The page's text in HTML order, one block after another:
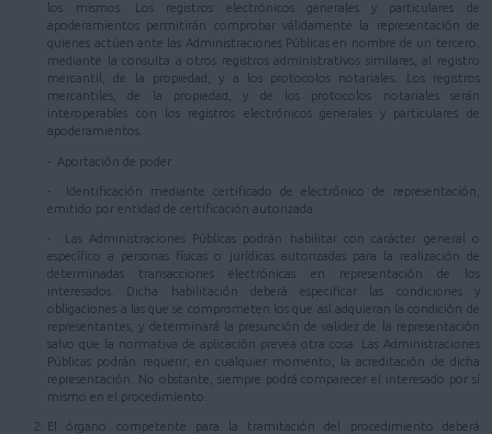
los mismos. Los registros electrónicos generales y particulares de
apoderamientos permitirán comprobar válidamente la representación de
quienes actúen ante las Administraciones Públicas en nombre de un tercero,
mediante la consulta a otros registros administrativos similares, al registro
mercantil, de la propiedad, y a los protocolos notariales. Los registros
mercantiles, de la propiedad, y de los protocolos notariales serán
interoperables con los registros electrónicos generales y particulares de
apoderamientos.
- Aportación de poder
- Identificación mediante certificado de electrónico de representación,
emitido por entidad de certificación autorizada.
- Las Administraciones Públicas podrán habilitar con carácter general o
específico a personas físicas o jurídicas autorizadas para la realización de
determinadas transacciones electrónicas en representación de los
interesados. Dicha habilitación deberá especificar las condiciones y
obligaciones a las que se comprometen los que así adquieran la condición de
representantes, y determinará la presunción de validez de la representación
salvo que la normativa de aplicación prevea otra cosa. Las Administraciones
Públicas podrán requerir, en cualquier momento, la acreditación de dicha
representación. No obstante, siempre podrá comparecer el interesado por sí
mismo en el procedimiento.
El órgano competente para la tramitación del procedimiento deberá